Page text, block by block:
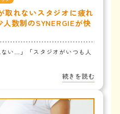
取れないスタジオに疲れ
数制のSYNERGIEが快
ない…」「スタジオがいつも人
続きを読む